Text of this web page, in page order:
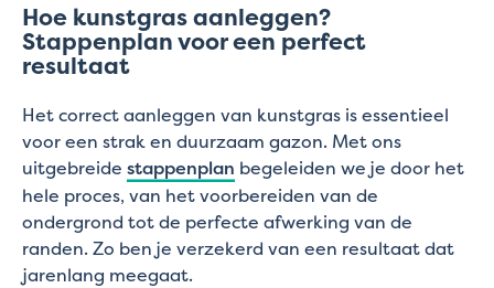
Hoe kunstgras aanleggen?
Stappenplan voor een perfect
resultaat
Het correct aanleggen van kunstgras is essentieel
voor een strak en duurzaam gazon. Met ons
uitgebreide stappenplan begeleiden we je door het
hele proces, van het voorbereiden van de
ondergrond tot de perfecte afwerking van de
randen. Zo ben je verzekerd van een resultaat dat
jarenlang meegaat.